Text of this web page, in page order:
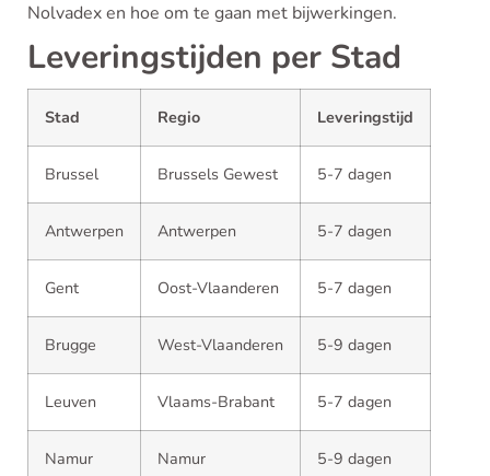
Nolvadex en hoe om te gaan met bijwerkingen.
Leveringstijden per Stad
Stad Regio Leveringstijd
Brussel Brussels Gewest 5-7 dagen
Antwerpen Antwerpen 5-7 dagen
Gent Oost-Vlaanderen 5-7 dagen
Brugge West-Vlaanderen 5-9 dagen
Leuven Vlaams-Brabant 5-7 dagen
Namur Namur 5-9 dagen